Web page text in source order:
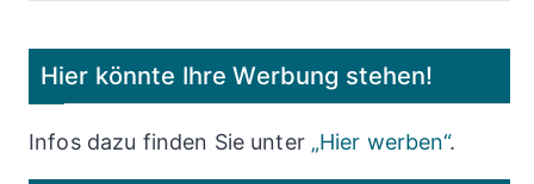
Hier könnte Ihre Werbung stehen!
Infos dazu finden Sie unter „Hier werben“.